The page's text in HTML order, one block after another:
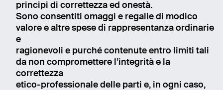
principi di correttezza ed onestà.
Sono consentiti omaggi e regalie di modico
valore e altre spese di rappresentanza ordinarie
e
ragionevoli e purché contenute entro limiti tali
da non compromettere l’integrità e la
correttezza
etico-professionale delle parti e, in ogni caso,